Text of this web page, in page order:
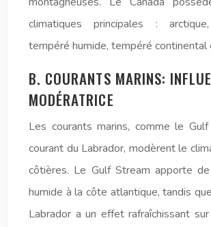
climatiques principales :
tempéré humide, tempéré continental
B. COURANTS MARINS:
MODÉRATRICE
Les courants marins, comme le
courant du Labrador, modèrent le
côtières. Le Gulf Stream apporte de
humide à la côte atlantique, tandis
Labrador a un effet rafraîchissant